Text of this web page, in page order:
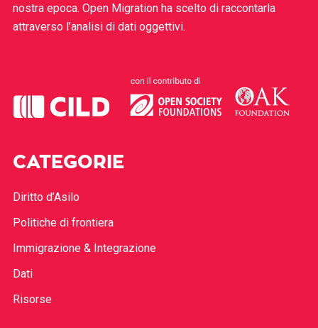
nostra epoca. Open Migration ha scelto di raccontarla
attraverso l’analisi di dati oggettivi.
CATEGORIE
Diritto d’Asilo
Politiche di frontiera
Immigrazione & Integrazione
Dati
Risorse